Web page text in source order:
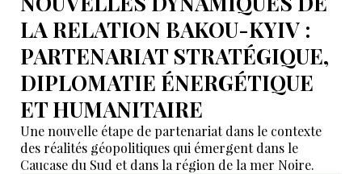
LA RELATION BAKOU-KYIV :
PARTENARIAT STRATÉGIQUE,
DIPLOMATIE ÉNERGÉTIQUE
ET HUMANITAIRE
Une nouvelle étape de partenariat dans le contexte
des réalités géopolitiques qui émergent dans le
Caucase du Sud et dans la région de la mer Noire.